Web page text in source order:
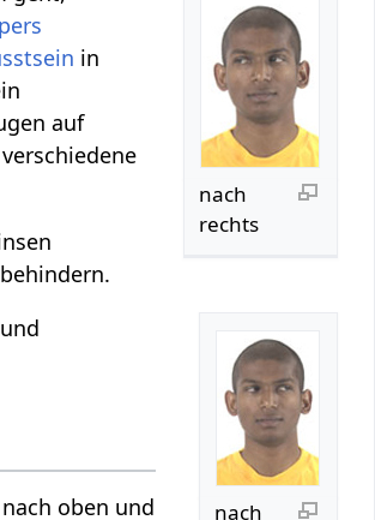
nach
rechts
in
auf
nach
oben und